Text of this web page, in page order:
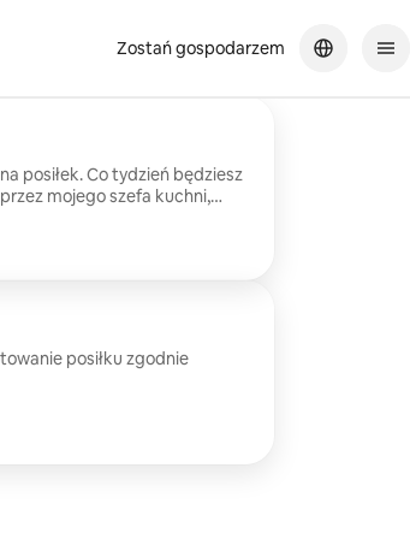
Zostań gospodarzem
posiłek. Co tydzień będziesz
mojego szefa kuchni,
będzie proste, sprawne
posiłku zgodnie